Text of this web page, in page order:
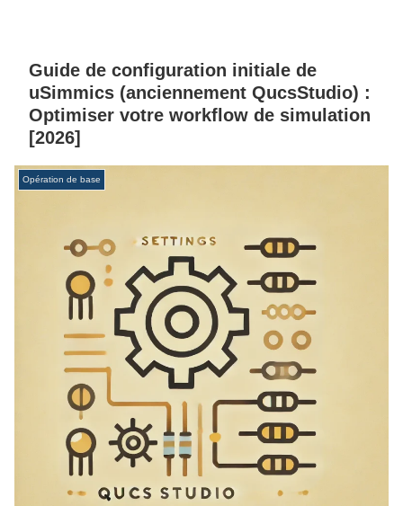
Guide de configuration initiale de
uSimmics (anciennement QucsStudio) :
Optimiser votre workflow de simulation
[2026]
Opération de base